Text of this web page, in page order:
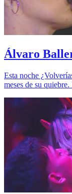
Álvaro
Esta noche
meses de su